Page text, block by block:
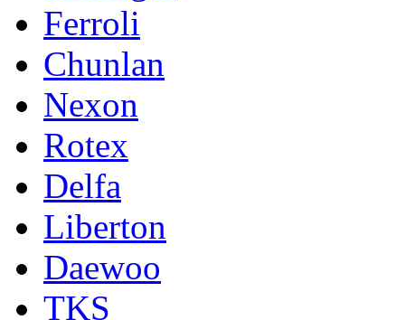
Ferroli
Chunlan
Nexon
Rotex
Delfa
Liberton
Daewoo
TKS